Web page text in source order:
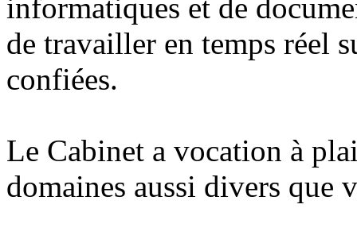
informatiques et de
de travailler en temps réel
confiées.
Le Cabinet a vocation à
domaines aussi divers que